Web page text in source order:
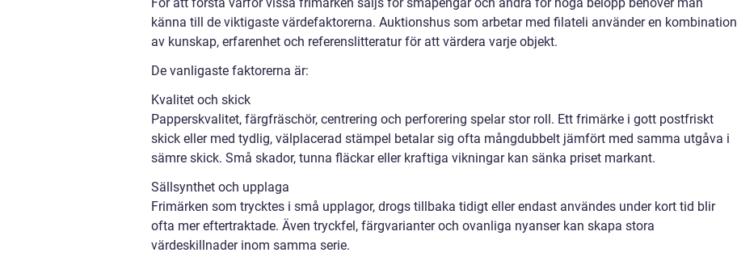
känna till de viktigaste värdefaktorerna. Auktionshus som arbetar med filateli använder en kombination
av kunskap, erfarenhet och referenslitteratur för att värdera varje objekt.
De vanligaste faktorerna är:
Kvalitet och skick
Papperskvalitet, färgfräschör, centrering och perforering spelar stor roll. Ett frimärke i gott postfriskt
skick eller med tydlig, välplacerad stämpel betalar sig ofta mångdubbelt jämfört med samma utgåva i
sämre skick. Små skador, tunna fläckar eller kraftiga vikningar kan sänka priset markant.
Sällsynthet och upplaga
Frimärken som trycktes i små upplagor, drogs tillbaka tidigt eller endast användes under kort tid blir
ofta mer eftertraktade. Även tryckfel, färgvarianter och ovanliga nyanser kan skapa stora
värdeskillnader inom samma serie.